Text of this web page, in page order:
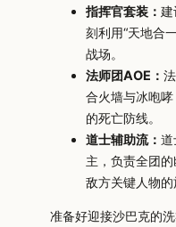
指挥官套装： 建
刻利用“天地合
战场。
法师团AOE：
合火墙与冰咆
的死亡防线。
道士辅助流： 道
主，负责全团
敌方关键人物的
准备好迎接沙巴克的